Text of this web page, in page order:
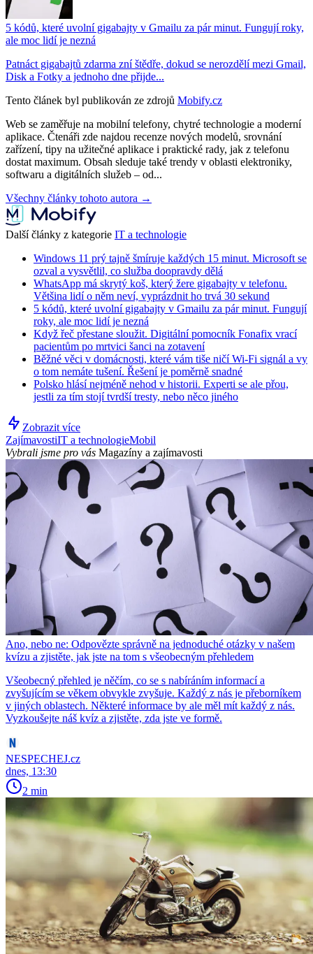
5 kódů, které uvolní gigabajty v Gmailu za pár minut. Fungují roky,
ale moc lidí je nezná
Patnáct gigabajtů zdarma zní štědře, dokud se nerozdělí mezi Gmail,
Disk a Fotky a jednoho dne přijde...
Tento článek byl publikován ze zdrojů Mobify.cz
Web se zaměřuje na mobilní telefony, chytré technologie a moderní
aplikace. Čtenáři zde najdou recenze nových modelů, srovnání
zařízení, tipy na užitečné aplikace i praktické rady, jak z telefonu
dostat maximum. Obsah sleduje také trendy v oblasti elektroniky,
softwaru a digitálních služeb – od...
Všechny články tohoto autora →
Další články z kategorie IT a technologie
Windows 11 prý tajně šmíruje každých 15 minut. Microsoft se
ozval a vysvětlil, co služba doopravdy dělá
WhatsApp má skrytý koš, který žere gigabajty v telefonu.
Většina lidí o něm neví, vyprázdnit ho trvá 30 sekund
5 kódů, které uvolní gigabajty v Gmailu za pár minut. Fungují
roky, ale moc lidí je nezná
Když řeč přestane sloužit. Digitální pomocník Fonafix vrací
pacientům po mrtvici šanci na zotavení
Běžné věci v domácnosti, které vám tiše ničí Wi-Fi signál a vy
o tom nemáte tušení. Řešení je poměrně snadné
Polsko hlásí nejméně nehod v historii. Experti se ale přou,
jestli za tím stojí tvrdší tresty, nebo něco jiného
Zobrazit více
ZajímavostiIT a technologieMobil
Vybrali jsme pro vás Magazíny a zajímavosti
Ano, nebo ne: Odpovězte správně na jednoduché otázky v našem
kvízu a zjistěte, jak jste na tom s všeobecným přehledem
Všeobecný přehled je něčím, co se s nabíráním informací a
zvyšujícím se věkem obvykle zvyšuje. Každý z nás je přeborníkem
v jiných oblastech. Některé informace by ale měl mít každý z nás.
Vyzkoušejte náš kvíz a zjistěte, zda jste ve formě.
NESPECHEJ.cz
dnes, 13:30
2 min